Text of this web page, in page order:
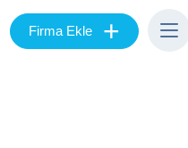
Firma Ekle +